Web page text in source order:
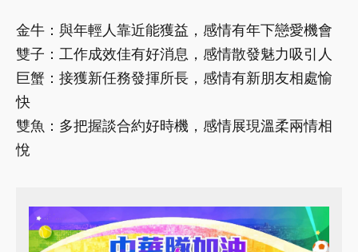
金牛：與年輕人靠近能獲益，感情有年下戀愛機會
雙子：工作成效佳有好消息，感情散發魅力吸引人
巨蟹：接獲新任務發揮所長，感情有新朋友相處愉
快
雙魚：多把握談合約好時機，感情展現溫柔兩情相
悅